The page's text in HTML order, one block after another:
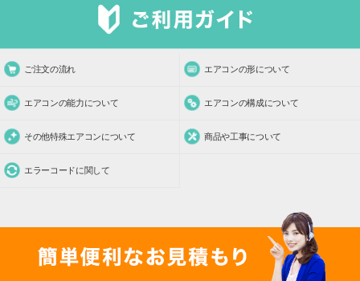
ご注文の流れ エアコンの形について
エアコンの能力について エアコンの構成について
その他特殊エアコンについて 商品や工事について
エラーコードに関して